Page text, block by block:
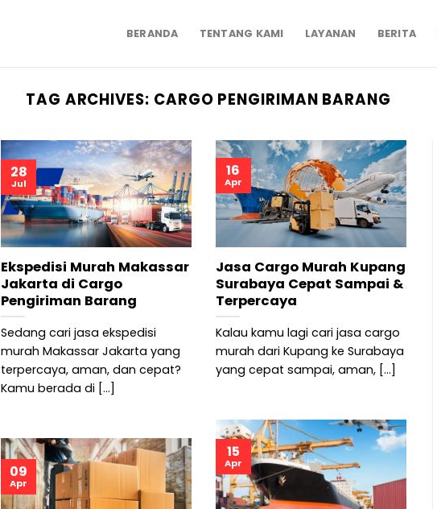
BERANDA TENTANG KAMI LAYANAN BERITA
TAG ARCHIVES: CARGO PENGIRIMAN BARANG
Ekspedisi Murah Makassar
Jakarta di Cargo
Pengiriman Barang
Sedang cari jasa ekspedisi
murah Makassar Jakarta yang
terpercaya, aman, dan cepat?
Kamu berada di [...]
28
Jul
Jasa Cargo Murah Kupang
Surabaya Cepat Sampai &
Terpercaya
Kalau kamu lagi cari jasa cargo
murah dari Kupang ke Surabaya
yang cepat sampai, aman, [...]
16
Apr
15
Apr
09
Apr